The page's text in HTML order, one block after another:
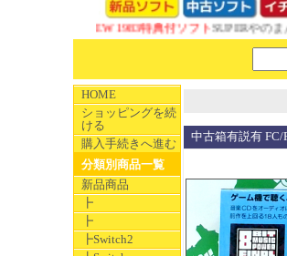
NEW 1983特典付ソフトSUPERやのまん
HOME
ショッピングを続
ける
購入手続きへ進む
分類別商品一覧
新品商品
┣
┣
┣Switch2
中古箱有説有